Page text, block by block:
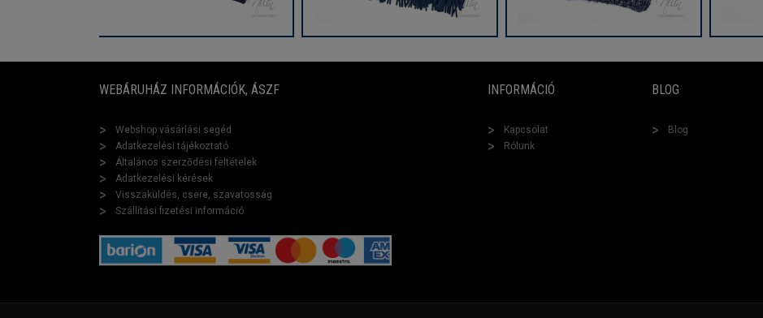
WEBÁRUHÁZ INFORMÁCIÓK, ÁSZF
Webshop vásárlási segéd
Adatkezelési tájékoztató
Általános szerződési feltételek
Adatkezelési kérések
Visszaküldés, csere, szavatosság
Szállítási fizetési információ
INFORMÁCIÓ
Kapcsolat
Rólunk
BLOG
Blog